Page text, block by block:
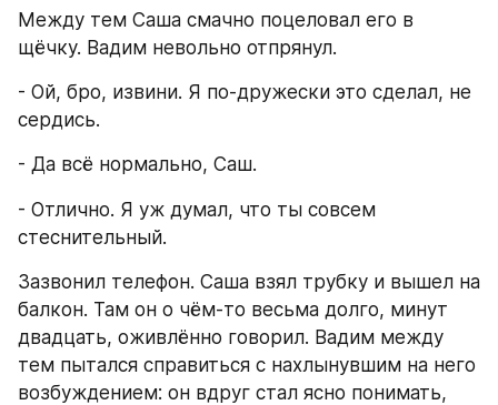
Между тем Саша смачно поцеловал его в
щёчку. Вадим невольно отпрянул.
- Ой, бро, извини. Я по-дружески это сделал, не
сердись.
- Да всё нормально, Саш.
- Отлично. Я уж думал, что ты совсем
стеснительный.
Зазвонил телефон. Саша взял трубку и вышел на
балкон. Там он о чём-то весьма долго, минут
двадцать, оживлённо говорил. Вадим между
тем пытался справиться с нахлынувшим на него
возбуждением: он вдруг стал ясно понимать,